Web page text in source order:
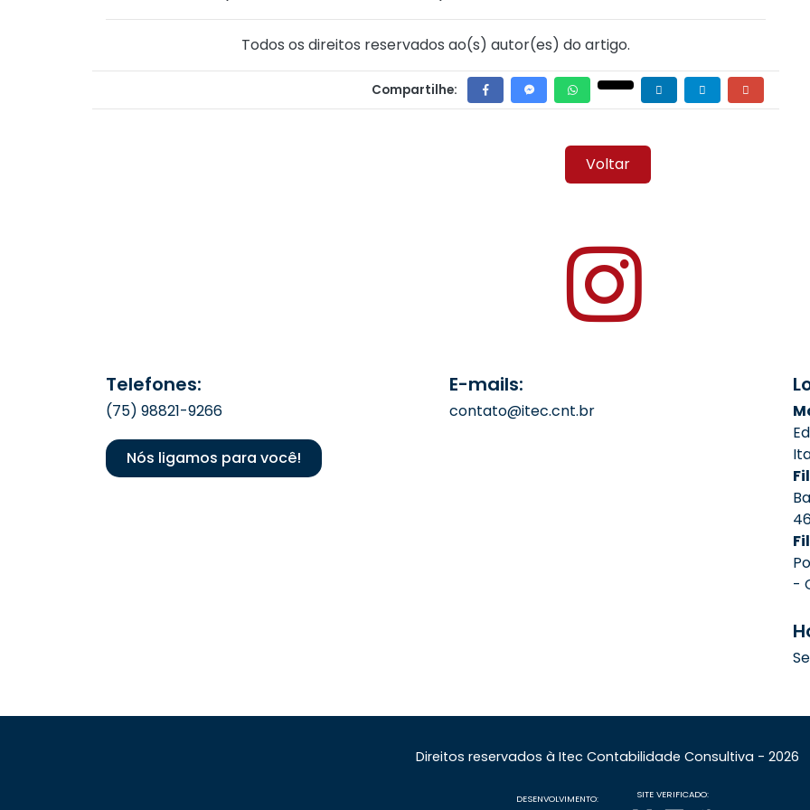
Todos os direitos reservados ao(s) autor(es) do artigo.
Compartilhe:
Voltar
Telefones:
(75) 98821-9266
Nós ligamos para você!
E-mails:
contato@itec.cnt.br
-
Direitos reservados à Itec Contabilidade Consultiva - 2026
DESENVOLVIMENTO: SITE VERIFICADO: